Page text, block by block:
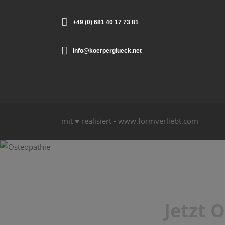
+49 (0) 681 40 17 73 81
info@koerperglueck.net
mit ♥ realisiert - www.formverliebt.com